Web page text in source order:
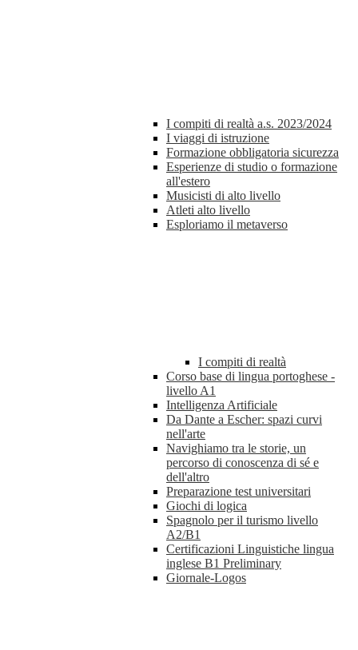
I compiti di realtà a.s. 2023/2024
I viaggi di istruzione
Formazione obbligatoria sicurezza
Esperienze di studio o formazione
all'estero
Musicisti di alto livello
Atleti alto livello
Esploriamo il metaverso
I compiti di realtà
Corso base di lingua portoghese -
livello A1
Intelligenza Artificiale
Da Dante a Escher: spazi curvi
nell'arte
Navighiamo tra le storie, un
percorso di conoscenza di sé e
dell'altro
Preparazione test universitari
Giochi di logica
Spagnolo per il turismo livello
A2/B1
Certificazioni Linguistiche lingua
inglese B1 Preliminary
Giornale-Logos